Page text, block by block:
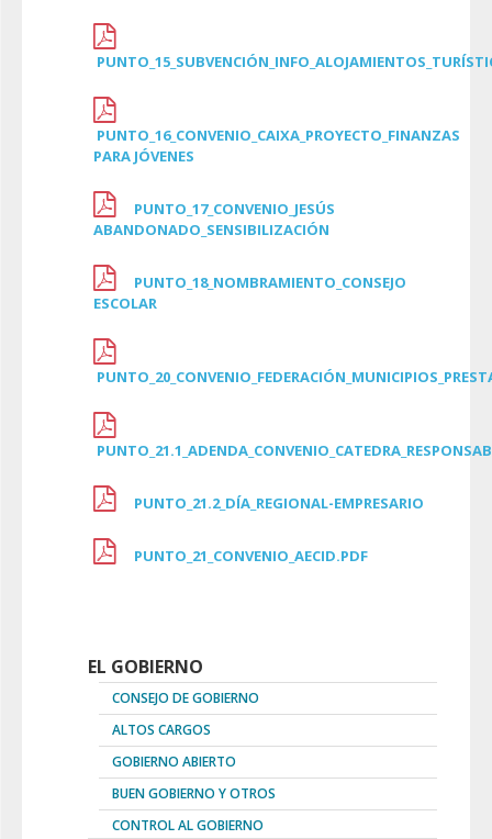
PUNTO_16_CONVENIO_CAIXA_PROYECTO_FINANZAS
PARA JÓVENES
PUNTO_17_CONVENIO_JESÚS
ABANDONADO_SENSIBILIZACIÓN
PUNTO_18_NOMBRAMIENTO_CONSEJO
ESCOLAR
PUNTO_21.2_DÍA_REGIONAL-EMPRESARIO
PUNTO_21_CONVENIO_AECID.PDF
EL GOBIERNO
CONSEJO DE GOBIERNO
ALTOS CARGOS
GOBIERNO ABIERTO
BUEN GOBIERNO Y OTROS
CONTROL AL GOBIERNO